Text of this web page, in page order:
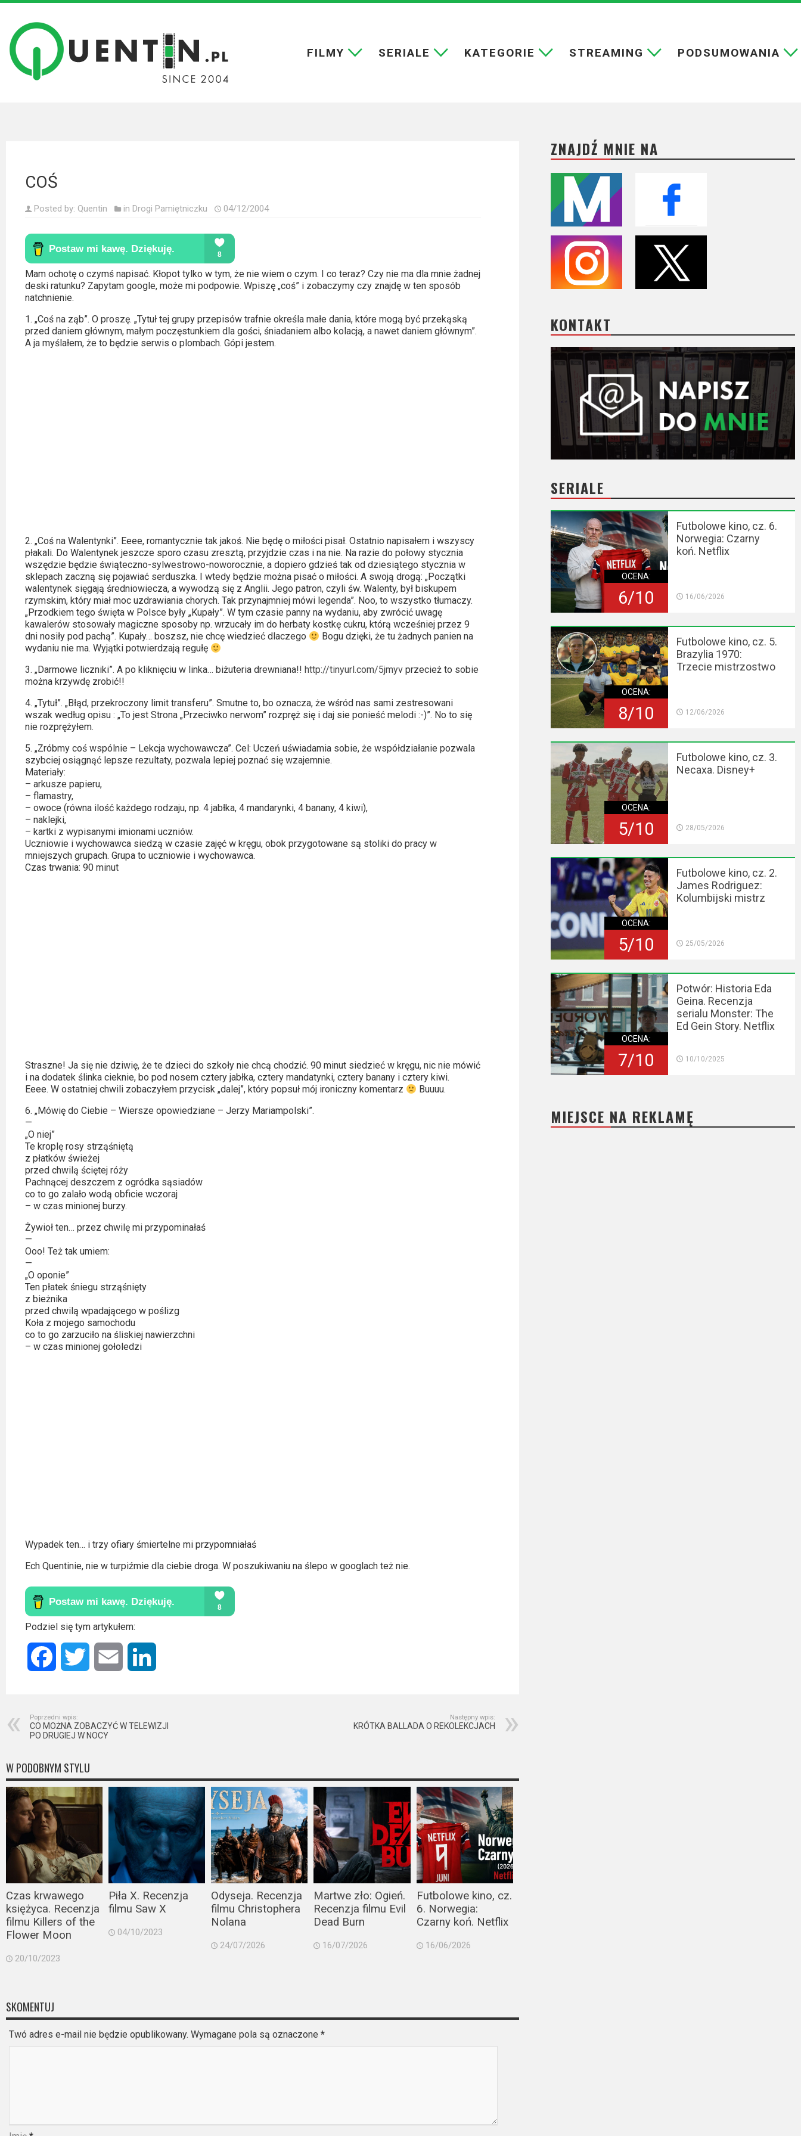
Filmy
Wszystkie
Seriale
Wszystkie
seriali
Kategorie
Bollywood
&
s-
ka
Kino
polskie
Komedie
Korea
Południowa
Filmy
oparte
na
faktach
Thrillery
Streaming
Amazon
Prime
Video
Apple
TV
2023
2021
2020
2019
2018
2016
2017
2015
2014
FILMY SERIALE KATEGORIE STREAMING PODSUMOWANIA
COŚ
Posted by: Quentin in Drogi Pamiętniczku 04/12/2004
Mam ochotę o czymś napisać. Kłopot tylko w tym, że nie wiem o czym. I co teraz? Czy nie ma dla mnie żadnej
deski ratunku? Zapytam google, może mi podpowie. Wpiszę „coś” i zobaczymy czy znajdę w ten sposób
natchnienie.
1. „Coś na ząb”. O proszę. „Tytuł tej grupy przepisów trafnie określa małe dania, które mogą być przekąską
przed daniem głównym, małym poczęstunkiem dla gości, śniadaniem albo kolacją, a nawet daniem głównym”.
A ja myślałem, że to będzie serwis o plombach. Gópi jestem.
2. „Coś na Walentynki”. Eeee, romantycznie tak jakoś. Nie będę o miłości pisał. Ostatnio napisałem i wszyscy
płakali. Do Walentynek jeszcze sporo czasu zresztą, przyjdzie czas i na nie. Na razie do połowy stycznia
wszędzie będzie świąteczno-sylwestrowo-noworocznie, a dopiero gdzieś tak od dziesiątego stycznia w
sklepach zaczną się pojawiać serduszka. I wtedy będzie można pisać o miłości. A swoją drogą: „Początki
walentynek sięgają średniowiecza, a wywodzą się z Anglii. Jego patron, czyli św. Walenty, był biskupem
rzymskim, który miał moc uzdrawiania chorych. Tak przynajmniej mówi legenda”. Noo, to wszystko tłumaczy.
„Przodkiem tego święta w Polsce były „Kupały”. W tym czasie panny na wydaniu, aby zwrócić uwagę
kawalerów stosowały magiczne sposoby np. wrzucały im do herbaty kostkę cukru, którą wcześniej przez 9
dni nosiły pod pachą”. Kupały… boszsz, nie chcę wiedzieć dlaczego
Bogu dzięki, że tu żadnych panien na
wydaniu nie ma. Wyjątki potwierdzają regułę
3. „Darmowe liczniki”. A po kliknięciu w linka… biżuteria drewniana!! http://tinyurl.com/5jmyv przecież to sobie
można krzywdę zrobić!!
4. „Tytuł”. „Błąd, przekroczony limit transferu”. Smutne to, bo oznacza, że wśród nas sami zestresowani
wszak według opisu : „To jest Strona „Przeciwko nerwom” rozpręż się i daj sie ponieść melodi :-)”. No to się
nie rozprężyłem.
5. „Zróbmy coś wspólnie – Lekcja wychowawcza”. Cel: Uczeń uświadamia sobie, że współdziałanie pozwala
szybciej osiągnąć lepsze rezultaty, pozwala lepiej poznać się wzajemnie.
Materiały:
– arkusze papieru,
– flamastry,
– owoce (równa ilość każdego rodzaju, np. 4 jabłka, 4 mandarynki, 4 banany, 4 kiwi),
– naklejki,
– kartki z wypisanymi imionami uczniów.
Uczniowie i wychowawca siedzą w czasie zajęć w kręgu, obok przygotowane są stoliki do pracy w
mniejszych grupach. Grupa to uczniowie i wychowawca.
Czas trwania: 90 minut
Straszne! Ja się nie dziwię, że te dzieci do szkoły nie chcą chodzić. 90 minut siedzieć w kręgu, nic nie mówić
i na dodatek ślinka cieknie, bo pod nosem cztery jabłka, cztery mandatynki, cztery banany i cztery kiwi.
Eeee. W ostatniej chwili zobaczyłem przycisk „dalej”, który popsuł mój ironiczny komentarz
Buuuu.
6. „Mówię do Ciebie – Wiersze opowiedziane – Jerzy Mariampolski”.
—
„O niej”
Te kroplę rosy strząśniętą
z płatków świeżej
przed chwilą ściętej róży
Pachnącej deszczem z ogródka sąsiadów
co to go zalało wodą obficie wczoraj
– w czas minionej burzy.
Żywioł ten… przez chwilę mi przypominałaś
—
Ooo! Też tak umiem:
—
„O oponie”
Ten płatek śniegu strząśnięty
z bieżnika
przed chwilą wpadającego w poślizg
Koła z mojego samochodu
co to go zarzuciło na śliskiej nawierzchni
– w czas minionej gołoledzi
Wypadek ten… i trzy ofiary śmiertelne mi przypomniałaś
Ech Quentinie, nie w turpiźmie dla ciebie droga. W poszukiwaniu na ślepo w googlach też nie.
Podziel się tym artykułem:
Facebook Twitter Email
Poprzedni wpis:
CO MOŻNA ZOBACZYĆ W TELEWIZJI
PO DRUGIEJ W NOCY
Następny wpis:
KRÓTKA BALLADA O REKOLEKCJACH
W PODOBNYM STYLU
Czas krwawego
księżyca. Recenzja
filmu Killers of the
Flower Moon
20/10/2023
Piła X. Recenzja
filmu Saw X
04/10/2023
Odyseja. Recenzja
filmu Christophera
Nolana
24/07/2026
Martwe zło: Ogień.
Recenzja filmu Evil
Dead Burn
16/07/2026
Futbolowe kino, cz.
6. Norwegia:
Czarny koń. Netflix
16/06/2026
SKOMENTUJ
Twó adres e-mail nie będzie opublikowany. Wymagane pola są oznaczone *
ZNAJDŹ MNIE NA
KONTAKT
SERIALE
OCENA:
6/10
Futbolowe kino, cz. 6.
Norwegia: Czarny
koń. Netflix
16/06/2026
OCENA:
8/10
Futbolowe kino, cz. 5.
Brazylia 1970:
Trzecie mistrzostwo
12/06/2026
OCENA:
5/10
Futbolowe kino, cz. 3.
Necaxa. Disney+
28/05/2026
OCENA:
5/10
Futbolowe kino, cz. 2.
James Rodriguez:
Kolumbijski mistrz
25/05/2026
OCENA:
7/10
Potwór: Historia Eda
Geina. Recenzja
serialu Monster: The
Ed Gein Story. Netflix
10/10/2025
MIEJSCE NA REKLAMĘ